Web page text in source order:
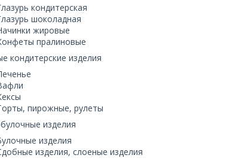
кондитерская
шоколадная
жировые
пралиновые
кондитерские изделия
пирожные, рулеты
изделия
изделия
изделия, слоеные изделия